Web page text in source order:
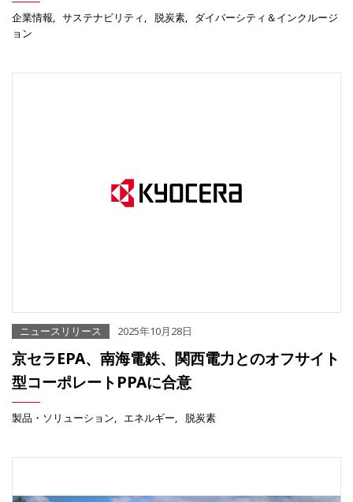
企業情報 サステナビリティ 脱炭素
ダイバーシティ＆インクルージ
ョン
ニュースリリース 2025年10月28日
京セラEPA、南海電鉄、関西電力とのオフサイト
型コーポレートPPAに合意
製品・ソリューション エネルギー 脱炭素